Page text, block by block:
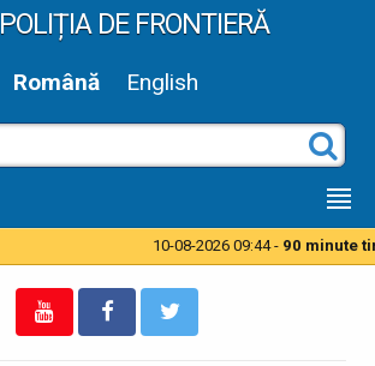
POLIȚIA DE FRONTIERĂ
Română English
10-08-2026 09:44 -90 minute